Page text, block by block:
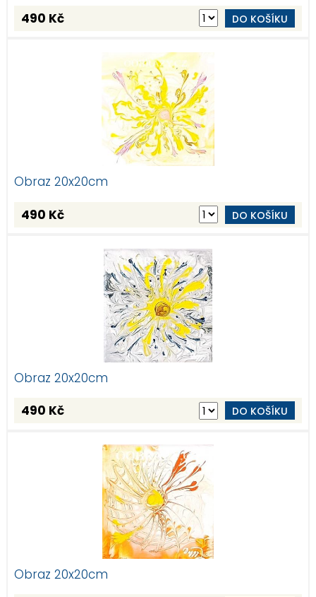
490 Kč
DO KOŠÍKU
Obraz 20x20cm
490 Kč
DO KOŠÍKU
Obraz 20x20cm
490 Kč
DO KOŠÍKU
Obraz 20x20cm